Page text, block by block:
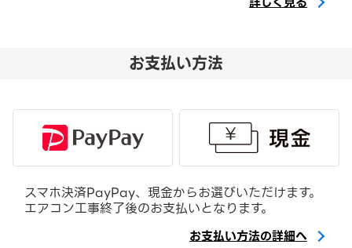
お支払い方法
スマホ決済PayPay、現金からお選びいただけます。
エアコン工事終了後のお支払いとなります。
お支払い方法の詳細へ